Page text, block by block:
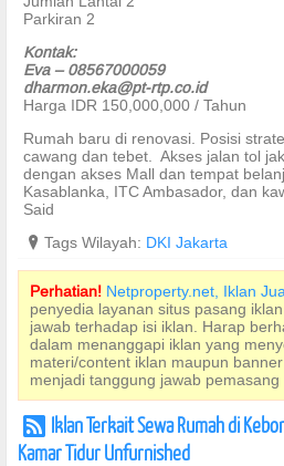
Parkiran 2
Kontak:
Eva – 08567000059
dharmon.eka@pt-rtp.co.id
Harga IDR 150,000,000 / Tahun
Rumah baru di renovasi. Posisi
cawang dan tebet. Akses jalan tol
dengan akses Mall dan tempat
Kasablanka, ITC Ambasador, dan
Said
? Tags Wilayah: DKI Jakarta
Perhatian! Netproperty.net, Iklan
penyedia layanan situs pasang
jawab terhadap isi iklan. Harap
dalam menanggapi iklan yang
materi/content iklan maupun
menjadi tanggung jawab pemasang
r Iklan Terkait Sewa Rumah di
Kamar Tidur Unfurnished